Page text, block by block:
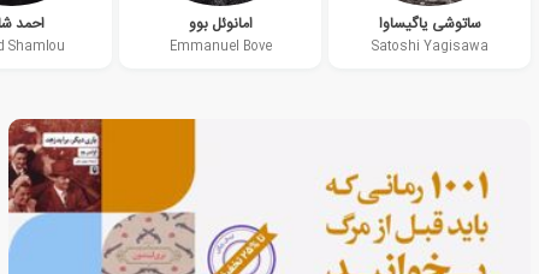
ساتوشی یاگیساوا
Satoshi Yagisawa
امانوئل بوو
Emmanuel Bove
احمد
Shamlou